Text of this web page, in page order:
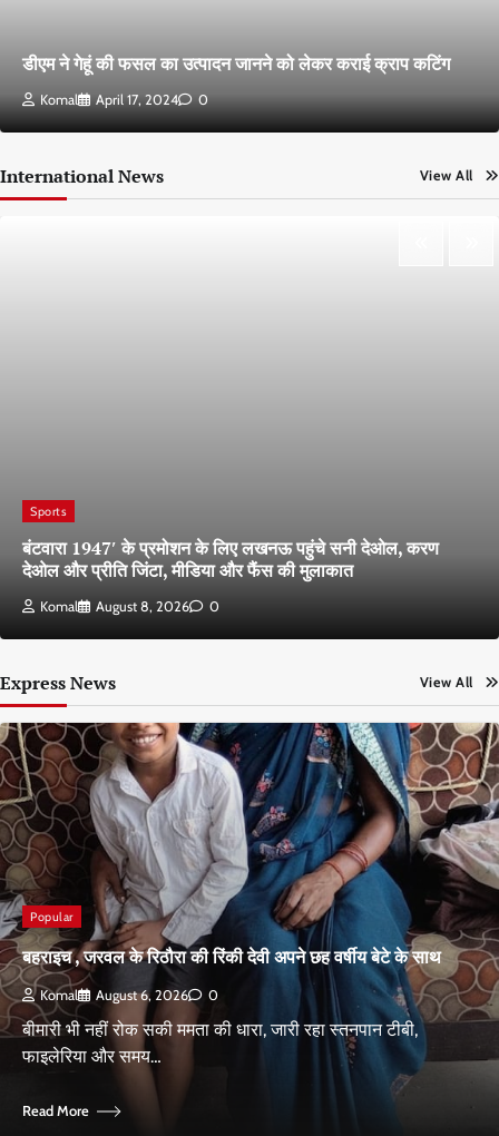
डीएम ने गेहूं की फसल का उत्पादन जानने को लेकर कराई क्राप कटिंग
Komal April 17, 2024 0
International News View All
Sports
बंटवारा 1947′ के प्रमोशन के लिए लखनऊ पहुंचे सनी देओल, करण
देओल और प्रीति जिंटा, मीडिया और फैंस की मुलाकात
Komal August 8, 2026 0
Express News View All
Popular
बहराइच , जरवल के रिठौरा की रिंकी देवी अपने छह वर्षीय बेटे के साथ
Komal August 6, 2026 0
बीमारी भी नहीं रोक सकी ममता की धारा, जारी रहा स्तनपान टीबी,
फाइलेरिया और समय…
Read More